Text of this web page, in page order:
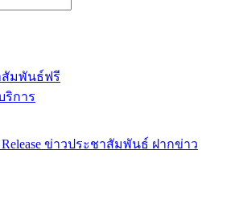
สัมพันธ์ฟรี
ริการ
Release ข่าวประชาสัมพันธ์ ฝากข่าว